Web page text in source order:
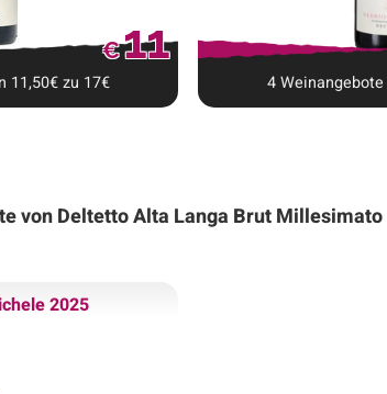
€11
11,50€zu 17€ 4 Weinangebote
von Deltetto Alta Langa Brut Millesimato
2025